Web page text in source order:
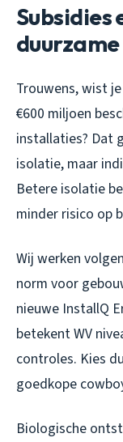
Trouwens, wist
€600 miljoen
installaties? Dat
isolatie, maar
Betere isolatie
minder risico op
Wij werken
norm voor
nieuwe InstallQ
betekent WV
controles. Kies
goedkope
Biologische